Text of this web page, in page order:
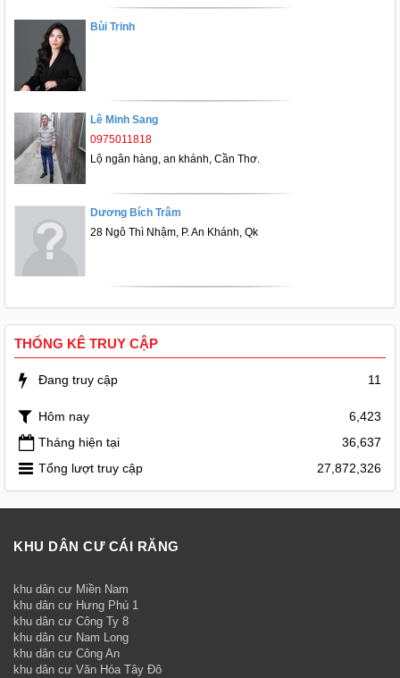
Bùi Trinh
Lê Minh Sang
0975011818
Lộ ngân hàng, an khánh, Cần Thơ.
Dương Bích Trâm
28 Ngô Thì Nhậm, P. An Khánh, Qk
THỐNG KÊ TRUY CẬP
Đang truy cập 11
Hôm nay
6,423
Tháng hiện tại
36,637
Tổng lượt truy cập
27,872,326
KHU DÂN CƯ CÁI RĂNG
khu dân cư Miền Nam
khu dân cư Hưng Phú 1
khu dân cư Công Ty 8
khu dân cư Nam Long
khu dân cư Công An
khu dân cư Văn Hóa Tây Đô